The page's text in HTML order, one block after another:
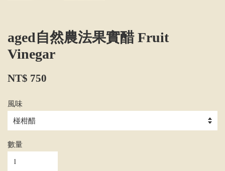
aged自然農法果實醋 Fruit
Vinegar
NT$ 750
風味
數量